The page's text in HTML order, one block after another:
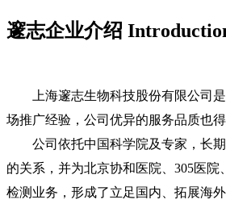
邃志企业介绍
上海邃志生物科技股份有限公司是
场推广经验，公司优异的服务品质也
公司依托中国科学院及专家，长期
的关系，并为北京协和医院、305医
检测业务，形成了立足国内、拓展海外